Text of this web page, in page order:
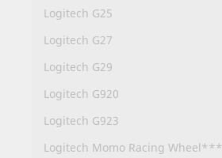
Logitech G25
Logitech G27
Logitech G29
Logitech G920
Logitech G923
Logitech Momo Racing Wheel***